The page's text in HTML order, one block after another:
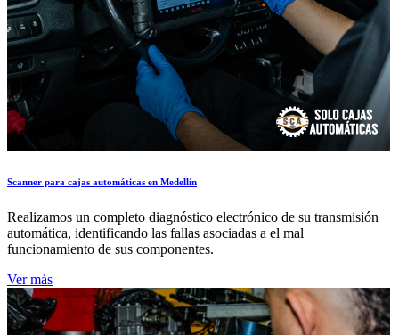
Scanner para cajas automáticas en Medellín
Realizamos un completo diagnóstico electrónico de su transmisión
automática, identificando las fallas asociadas a el mal
funcionamiento de sus componentes.
Ver más